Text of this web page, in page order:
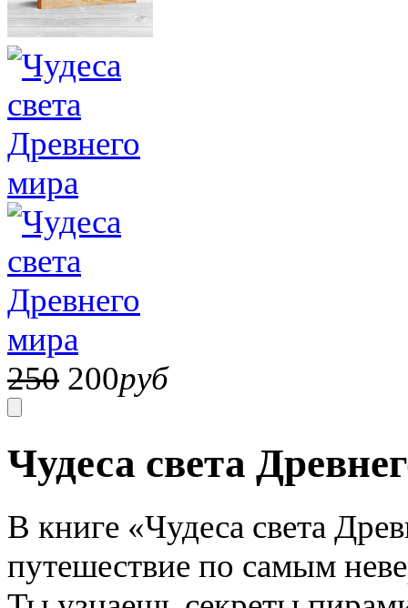
250 200руб
Чудеса света
В книге «Чудеса света
путешествие по самым